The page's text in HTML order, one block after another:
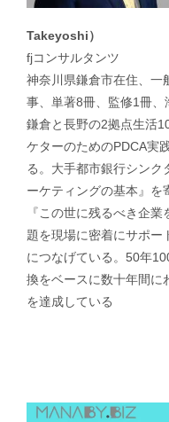
Takeyoshi）
fjコンサルタンツ
神奈川県鎌倉市在住、一
事、単著8冊、監修1冊、
鎌倉と長野の2拠点生活
ケターのためのPDCA実
る。大手都市銀行シンク
ーケティングの基本』を
『この世に残るべき企
題を現場に密着にサポー
につなげている。50年
換をベースに数十年間に
を達成している